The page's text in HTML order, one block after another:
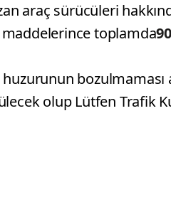
araç sürücüleri
maddelerince toplamda
olup Lütfen Trafik